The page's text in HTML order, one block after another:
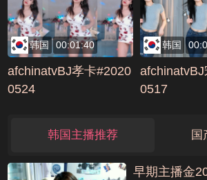
韩国 00:01:40
afchinatvBJ孝卡#2020
0524
韩国
0517
韩国主播推荐 国
早期主播金